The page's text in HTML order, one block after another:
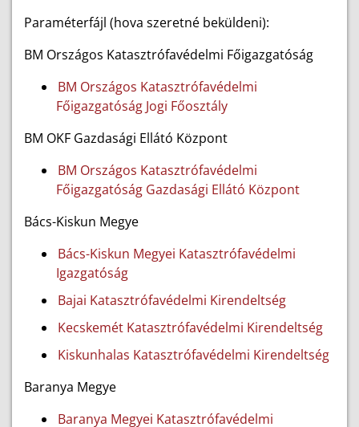
Paraméterfájl (hova szeretné beküldeni):
BM Országos Katasztrófavédelmi Főigazgatóság
BM Országos Katasztrófavédelmi
Főigazgatóság Jogi Főosztály
BM OKF Gazdasági Ellátó Központ
BM Országos Katasztrófavédelmi
Főigazgatóság Gazdasági Ellátó Központ
Bács-Kiskun Megye
Bács-Kiskun Megyei Katasztrófavédelmi
Igazgatóság
Bajai Katasztrófavédelmi Kirendeltség
Kecskemét Katasztrófavédelmi Kirendeltség
Kiskunhalas Katasztrófavédelmi Kirendeltség
Baranya Megye
Baranya Megyei Katasztrófavédelmi